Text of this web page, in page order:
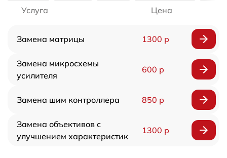
Услуга Цена
Замена матрицы 1300 р
Замена микросхемы
усилителя
600 р
Замена шим контроллера 850 р
Замена объективов с
улучшением характеристик
1300 р